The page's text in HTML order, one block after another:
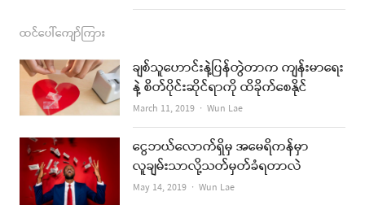
ထင်ပေါ်ကျော်ကြား
ချစ်သူဟောင်းနဲ့ပြန်တွဲတာက ကျန်းမာရေး
နဲ့ စိတ်ပိုင်းဆိုင်ရာကို ထိခိုက်စေနိုင်
March 11, 2019 Author
Wun Lae
ငွေဘယ်လောက်ရှိမှ အမေရိကန်မှာ
လူချမ်းသာလို့သတ်မှတ်ခံရတာလဲ
May 14, 2019 Author
Wun Lae